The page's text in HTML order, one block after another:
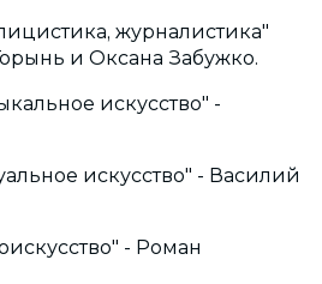
журналистика"
и Оксана Забужко.
искусство" -
искусство" - Василий
- Роман